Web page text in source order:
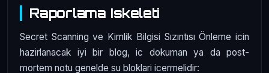
Raporlama Iskeleti
Secret Scanning ve Kimlik Bilgisi Sızıntısı Önleme icin
hazirlanacak iyi bir blog, ic dokuman ya da post-
mortem notu genelde su bloklari icermelidir: